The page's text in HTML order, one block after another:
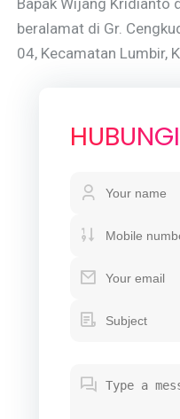
Bapak Wijang Kridianto
beralamat di Gr.
04, Kecamatan Lumbir,
HUBUNGI